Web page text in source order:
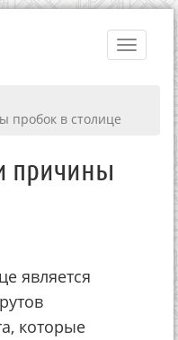
Toggle
пробок в столице
причины
является
которые